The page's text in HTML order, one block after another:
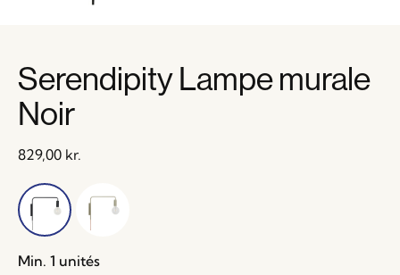
Serendipity Lampe murale
Noir
829,00 kr.
Min. 1 unités